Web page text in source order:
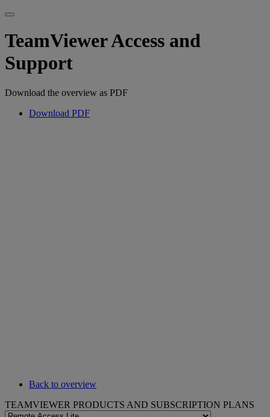
TeamViewer Access and
Support
Download the overview as PDF
Download PDF
Back to overview
TEAMVIEWER PRODUCTS AND SUBSCRIPTION PLANS